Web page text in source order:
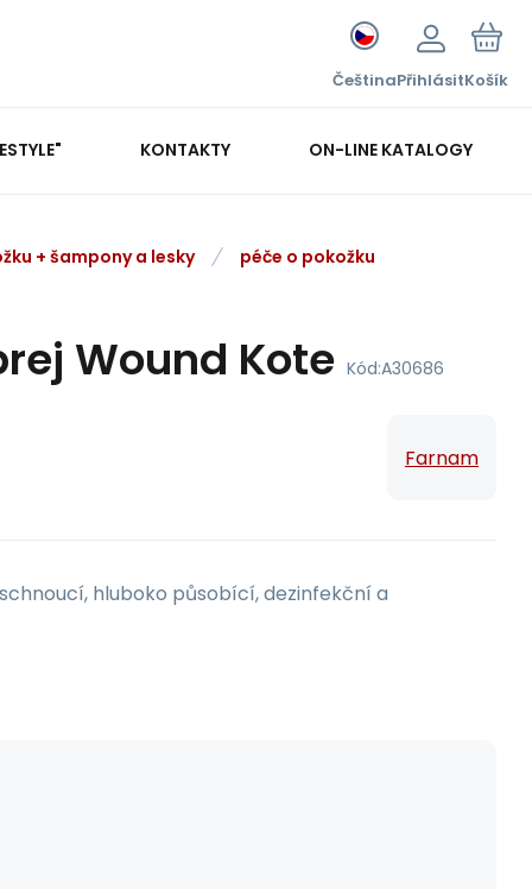
ČeštinaPřihlásitKošík
KONTAKTY ON-LINE KATALOGY
+ šampony a lesky péče o pokožku
Wound Kote Kód:A30686
Farnam
hluboko působící, dezinfekční a